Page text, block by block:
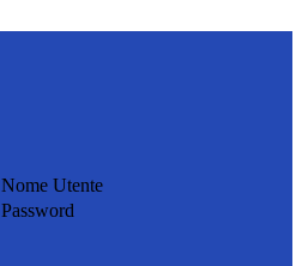
Nome Utente
Password